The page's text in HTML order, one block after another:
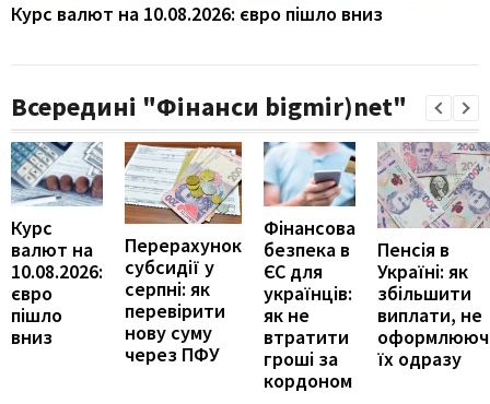
Курс валют на 10.08.2026: євро пішло вниз
Всередині "Фінанси bigmir)net"
Курс
валют на
10.08.2026:
євро
пішло
вниз
Перерахунок
субсидії у
серпні: як
перевірити
нову суму
через ПФУ
Фінансова
безпека в
ЄС для
українців:
як не
втратити
гроші за
кордоном
Пенсія в
Україні: як
збільшити
виплати, не
їх одразу